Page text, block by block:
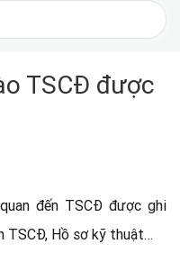
TSCĐ được
đến TSCĐ được ghi
TSCĐ, Hồ sơ kỹ thuật…